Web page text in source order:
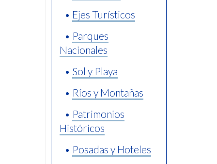
• Ejes Turísticos
• Parques
Nacionales
• Sol y Playa
• Ríos y Montañas
• Patrimonios
Históricos
• Posadas y Hoteles